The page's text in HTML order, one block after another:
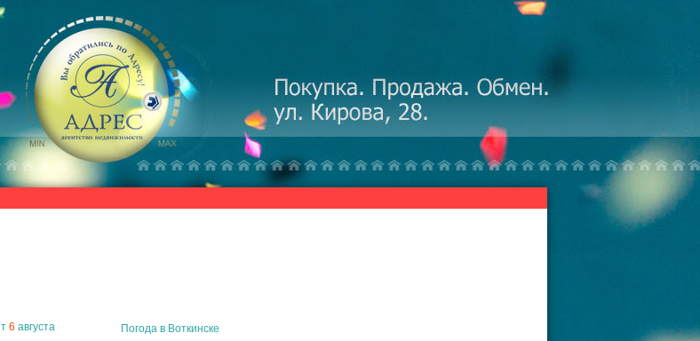
6 августа